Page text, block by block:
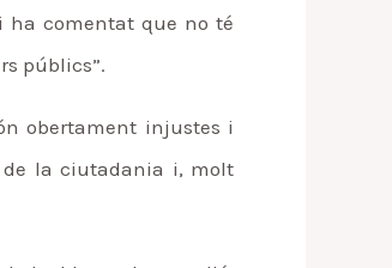
ha comentat que no té
públics”.
obertament injustes i
la ciutadania i, molt